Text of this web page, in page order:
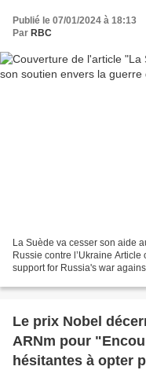
Publié le 07/01/2024 à 18:13
Par RBC
La Suède va cesser son aide
Russie contre l’Ukraine
support for Russia's war
Le prix Nobel
ARNm pour
hésitantes à opter